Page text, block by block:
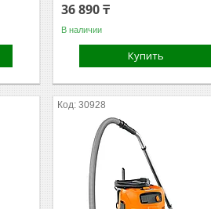
36 890 ₸
В наличии
Купить
30928